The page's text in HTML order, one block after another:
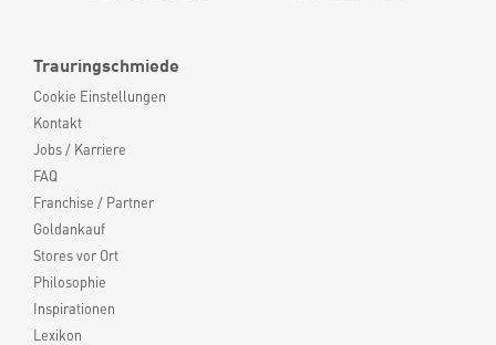
Trauringschmiede
Cookie Einstellungen
Kontakt
Jobs / Karriere
FAQ
Franchise / Partner
Goldankauf
Stores vor Ort
Philosophie
Inspirationen
Lexikon